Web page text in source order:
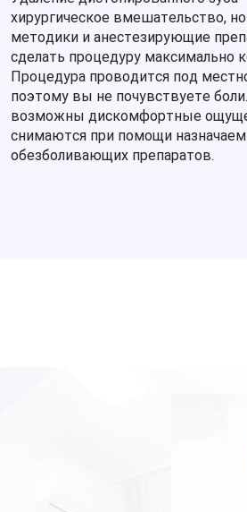
Мы предлагаем
варианты оплаты. Если вы
НДФЛ, мы поможем вам в
вычета.
хирургическое вмешательство,
методики и анестезирующие
сделать процедуру максимально
Процедура проводится под
поэтому вы не почувствуете
возможны дискомфортные
снимаются при помощи
обезболивающих препаратов.